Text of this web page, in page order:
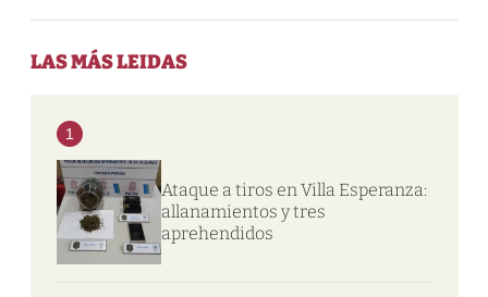
LAS MÁS LEIDAS
1
Ataque a tiros en Villa Esperanza:
allanamientos y tres
aprehendidos